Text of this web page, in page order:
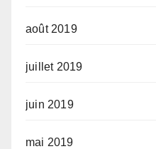
août 2019
juillet 2019
juin 2019
mai 2019